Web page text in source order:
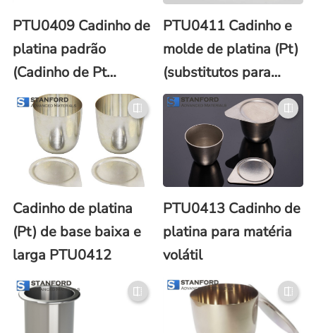
PTU0409 Cadinho de
platina padrão
(Cadinho de Pt
padrão)
PTU0411 Cadinho e
molde de platina (Pt)
(substitutos para
Claisse®)
Cadinho de platina
(Pt) de base baixa e
larga PTU0412
PTU0413 Cadinho de
platina para matéria
volátil